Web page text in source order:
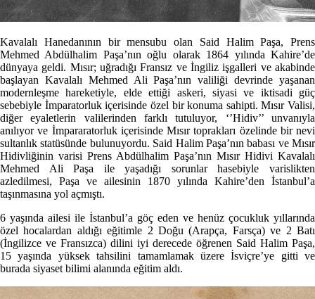
Kavalalı Hanedanının bir mensubu olan Said Halim Paşa, Prens
Mehmed Abdülhalim Paşa’nın oğlu olarak 1864 yılında Kahire’de
dünyaya geldi. Mısır; uğradığı Fransız ve İngiliz işgalleri ve akabinde
başlayan Kavalalı Mehmed Ali Paşa’nın valiliği devrinde yaşanan
modernleşme hareketiyle, elde ettiği askeri, siyasi ve iktisadi güç
sebebiyle İmparatorluk içerisinde özel bir konuma sahipti. Mısır Valisi,
diğer eyaletlerin valilerinden farklı tutuluyor, ‘’Hidiv’’ unvanıyla
anılıyor ve İmpararatorluk içerisinde Mısır toprakları özelinde bir nevi
sultanlık statüsünde bulunuyordu. Said Halim Paşa’nın babası ve Mısır
Hidivliğinin varisi Prens Abdülhalim Paşa’nın Mısır Hidivi Kavalalı
Mehmed Ali Paşa ile yaşadığı sorunlar hasebiyle varislikten
azledilmesi, Paşa ve ailesinin 1870 yılında Kahire’den İstanbul’a
taşınmasına yol açmıştı.
6 yaşında ailesi ile İstanbul’a göç eden ve henüz çocukluk yıllarında
özel hocalardan aldığı eğitimle 2 Doğu (Arapça, Farsça) ve 2 Batı
(İngilizce ve Fransızca) dilini iyi derecede öğrenen Said Halim Paşa,
15 yaşında yüksek tahsilini tamamlamak üzere İsviçre’ye gitti ve
burada siyaset bilimi alanında eğitim aldı.